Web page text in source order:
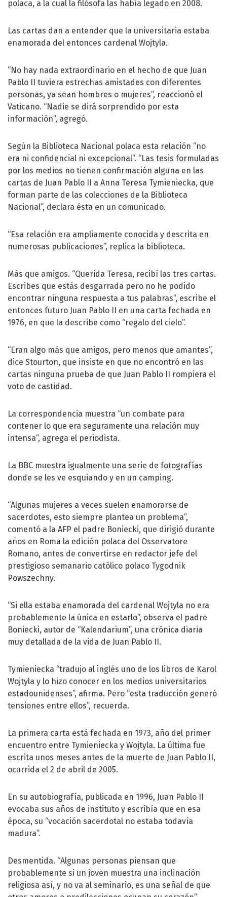
polaca, a la cual la filósofa las había legado en 2008.
Las cartas dan a entender que la universitaria estaba
enamorada del entonces cardenal Wojtyla.
“No hay nada extraordinario en el hecho de que Juan
Pablo II tuviera estrechas amistades con diferentes
personas, ya sean hombres o mujeres”, reaccionó el
Vaticano. “Nadie se dirá sorprendido por esta
información”, agregó.
Según la Biblioteca Nacional polaca esta relación “no
era ni confidencial ni excepcional”. “Las tesis formuladas
por los medios no tienen confirmación alguna en las
cartas de Juan Pablo II a Anna Teresa Tymieniecka, que
forman parte de las colecciones de la Biblioteca
Nacional”, declara ésta en un comunicado.
“Esa relación era ampliamente conocida y descrita en
numerosas publicaciones”, replica la biblioteca.
Más que amigos. “Querida Teresa, recibí las tres cartas.
Escribes que estás desgarrada pero no he podido
encontrar ninguna respuesta a tus palabras”, escribe el
entonces futuro Juan Pablo II en una carta fechada en
1976, en que la describe como “regalo del cielo”.
“Eran algo más que amigos, pero menos que amantes”,
dice Stourton, que insiste en que no encontró en las
cartas ninguna prueba de que Juan Pablo II rompiera el
voto de castidad.
La correspondencia muestra “un combate para
contener lo que era seguramente una relación muy
intensa”, agrega el periodista.
La BBC muestra igualmente una serie de fotografías
donde se les ve esquiando y en un camping.
“Algunas mujeres a veces suelen enamorarse de
sacerdotes, esto siempre plantea un problema”,
comentó a la AFP el padre Boniecki, que dirigió durante
años en Roma la edición polaca del Osservatore
Romano, antes de convertirse en redactor jefe del
prestigioso semanario católico polaco Tygodnik
Powszechny.
“Si ella estaba enamorada del cardenal Wojtyla no era
probablemente la única en estarlo”, observa el padre
Boniecki, autor de “Kalendarium”, una crónica diaria
muy detallada de la vida de Juan Pablo II.
Tymieniecka “tradujo al inglés uno de los libros de Karol
Wojtyla y lo hizo conocer en los medios universitarios
estadounidenses”, afirma. Pero “esta traducción generó
tensiones entre ellos”, recuerda.
La primera carta está fechada en 1973, año del primer
encuentro entre Tymieniecka y Wojtyla. La última fue
escrita unos meses antes de la muerte de Juan Pablo II,
ocurrida el 2 de abril de 2005.
En su autobiografía, publicada en 1996, Juan Pablo II
evocaba sus años de instituto y escribía que en esa
época, su “vocación sacerdotal no estaba todavía
madura”.
Desmentida. “Algunas personas piensan que
probablemente si un joven muestra una inclinación
religiosa así, y no va al seminario, es una señal de que